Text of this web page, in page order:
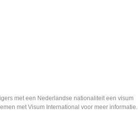
met een Nederlandse nationaliteit een visum
met Visum International voor meer informatie.